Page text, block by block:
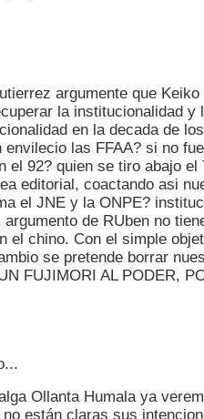
argumente que
la institucionalidad
en la decada de
las FFAA? si no
el 92? quien se tiro abajo
editorial, coactando asi
el JNE y la ONPE?
de RUben no
el chino. Con el simple
se pretende borrar
FUJIMORI AL PODER,
Ollanta Humala ya
están claras sus